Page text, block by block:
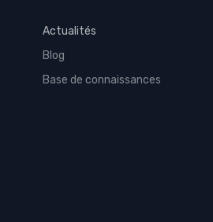
Actualités
Blog
Base de connaissances